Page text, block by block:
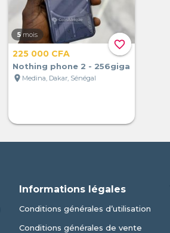
favorite_border
5 mois
225 000 CFA
Nothing phone 2 - 256giga
location_on Medina, Dakar, Sénégal
Informations légales
Conditions générales d’utilisation
Conditions générales de vente